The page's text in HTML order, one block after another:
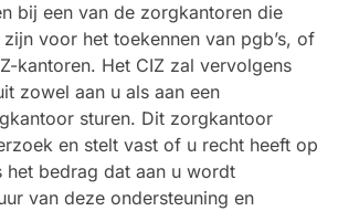
bij een van de zorgkantoren die
voor het toekennen van pgb’s, of
kantoren. Het CIZ zal vervolgens
zowel aan u als aan een
sturen. Dit zorgkantoor
en stelt vast of u recht heeft op
het bedrag dat aan u wordt
van deze ondersteuning en